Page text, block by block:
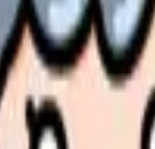
入居者の安全と健康を守るための
的な事例を、現場で即活用できる